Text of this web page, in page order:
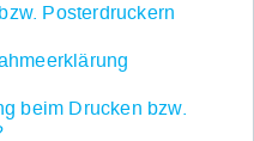
Posterdruckern
beim Drucken bzw.